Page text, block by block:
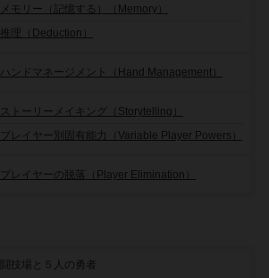
メモリー（記憶する）（Memory）
推理（Deduction）
ハンドマネージメント（Hand Management）
ストーリーメイキング（Storytelling）
プレイヤー別固有能力（Variable Player Powers）
プレイヤーの脱落（Player Elimination）
闘技場と５人の勇者